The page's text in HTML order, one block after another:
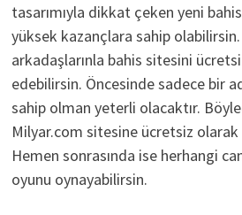
tasarımıyla dikkat çeken yeni
yüksek kazançlara sahip
arkadaşlarınla bahis sitesini
edebilirsin. Öncesinde sadece bir
sahip olman yeterli olacaktır.
Milyar.com sitesine ücretsiz olarak
Hemen sonrasında ise herhangi
oyunu oynayabilirsin.